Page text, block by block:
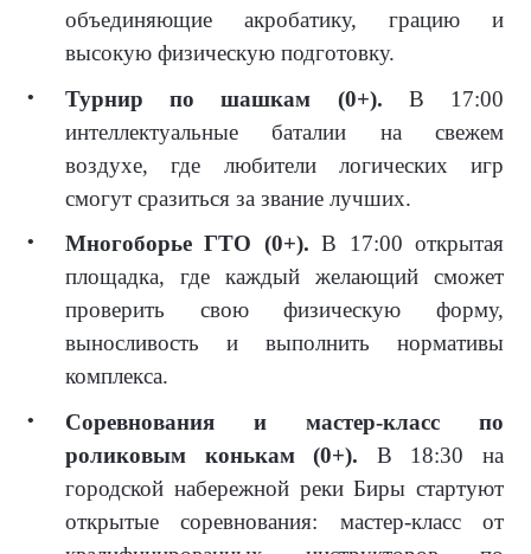
объединяющие акробатику, грацию и
высокую физическую подготовку.
Турнир по шашкам (0+). В 17:00
интеллектуальные баталии на свежем
воздухе, где любители логических игр
смогут сразиться за звание лучших.
Многоборье ГТО (0+). В 17:00 открытая
площадка, где каждый желающий сможет
проверить свою физическую форму,
выносливость и выполнить нормативы
комплекса.
Соревнования и мастер-класс по
роликовым конькам (0+). В 18:30 на
городской набережной реки Биры стартуют
открытые соревнования: мастер-класс от